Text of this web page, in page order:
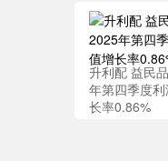
升利配 益民
年第四季度
长率0.86%